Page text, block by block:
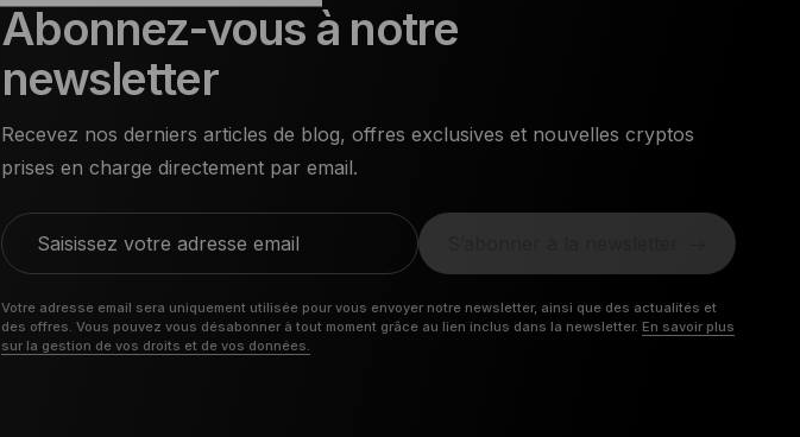
Abonnez-vous à notre
newsletter
Recevez nos derniers articles de blog, offres exclusives et nouvelles cryptos
prises en charge directement par email.
Saisissez votre adresse email
Votre adresse email sera uniquement utilisée pour vous envoyer notre newsletter, ainsi que des actualités et
des offres. Vous pouvez vous désabonner à tout moment grâce au lien inclus dans la newsletter. En savoir plus
sur la gestion de vos droits et de vos données.